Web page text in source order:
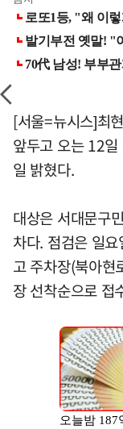
[서울=뉴시스]최
앞두고 오는 12
일 밝혔다.
대상은 서대문구
차다. 점검은 일
고 주차장(북아현
장 선착순으로 접